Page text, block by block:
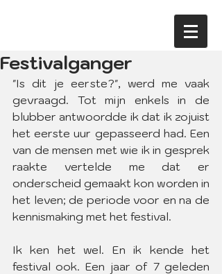
Festivalganger
"Is dit je eerste?", werd me vaak
gevraagd. Tot mijn enkels in de
blubber antwoordde ik dat ik zojuist
het eerste uur gepasseerd had. Een
van de mensen met wie ik in gesprek
raakte vertelde me dat er
onderscheid gemaakt kon worden in
het leven; de periode voor en na de
kennismaking met het festival.
Ik ken het wel. En ik kende het
festival ook. Een jaar of 7 geleden